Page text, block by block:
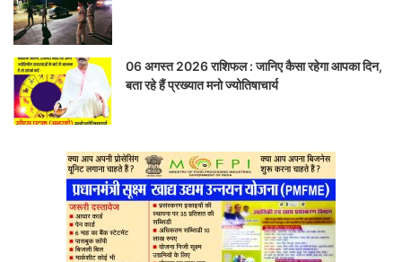
06 अगस्त 2026 राशिफल : जानिए कैसा रहेगा आपका दिन,
बता रहे हैं प्रख्यात मनो ज्योतिषाचार्य